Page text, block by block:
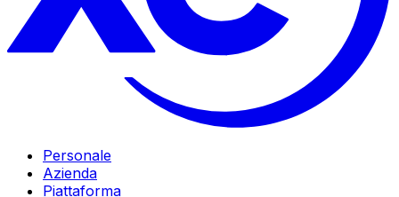
Personale
Azienda
Piattaforma